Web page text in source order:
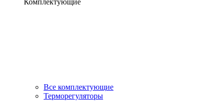
Комплектующие
Все комплектующие
Терморегуляторы